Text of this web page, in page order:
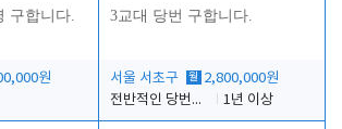
구합니다.
원
3교대 당번 구합니다.
서울 서초구 월 2,800,000원
전반적인 당번업무
1년 이상